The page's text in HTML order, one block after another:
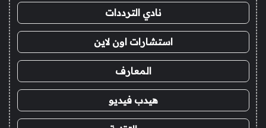
نادي الترددات
استشارات اون لاين
المعارف
هيدب فيديو